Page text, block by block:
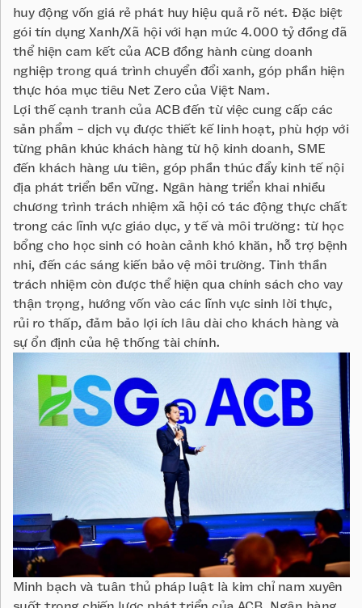
huy động vốn giá rẻ phát huy hiệu quả rõ nét. Đặc biệt
gói tín dụng Xanh/Xã hội với hạn mức 4.000 tỷ đồng đã
thể hiện cam kết của ACB đồng hành cùng doanh
nghiệp trong quá trình chuyển đổi xanh, góp phần hiện
thực hóa mục tiêu Net Zero của Việt Nam.
Lợi thế cạnh tranh của ACB đến từ việc cung cấp các
sản phẩm - dịch vụ được thiết kế linh hoạt, phù hợp với
từng phân khúc khách hàng từ hộ kinh doanh, SME
đến khách hàng ưu tiên, góp phần thúc đẩy kinh tế nội
địa phát triển bền vững. Ngân hàng triển khai nhiều
chương trình trách nhiệm xã hội có tác động thực chất
trong các lĩnh vực giáo dục, y tế và môi trường: từ học
bổng cho học sinh có hoàn cảnh khó khăn, hỗ trợ bệnh
nhi, đến các sáng kiến bảo vệ môi trường. Tinh thần
trách nhiệm còn được thể hiện qua chính sách cho vay
thận trọng, hướng vốn vào các lĩnh vực sinh lời thực,
rủi ro thấp, đảm bảo lợi ích lâu dài cho khách hàng và
sự ổn định của hệ thống tài chính.
Minh bạch và tuân thủ pháp luật là kim chỉ nam xuyên